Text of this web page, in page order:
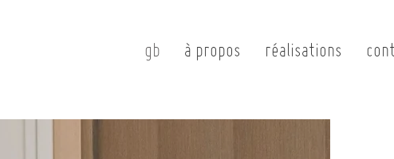
gb à propos réalisations